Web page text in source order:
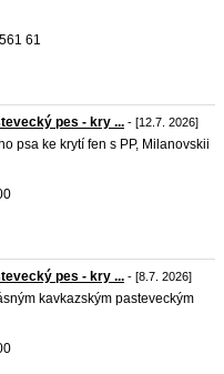
61
pes - kry ... - [12.7. 2026]
psa ke krytí fen s PP, Milanovskii
pes - kry ... - [8.7. 2026]
kavkazským pasteveckým